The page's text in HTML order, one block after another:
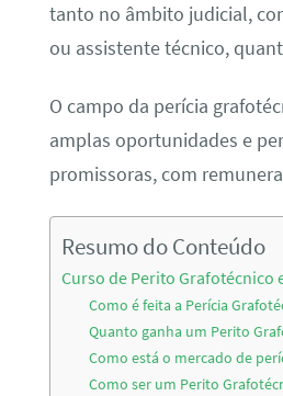
tanto no âmbito judicial,
ou assistente técnico,
O campo da perícia
amplas oportunidades e
promissoras, com
Resumo do Conteúdo
Curso de Perito Grafotécnico
Como é feita a Perícia
Quanto ganha um Perito
Como está o mercado de
Como ser um Perito